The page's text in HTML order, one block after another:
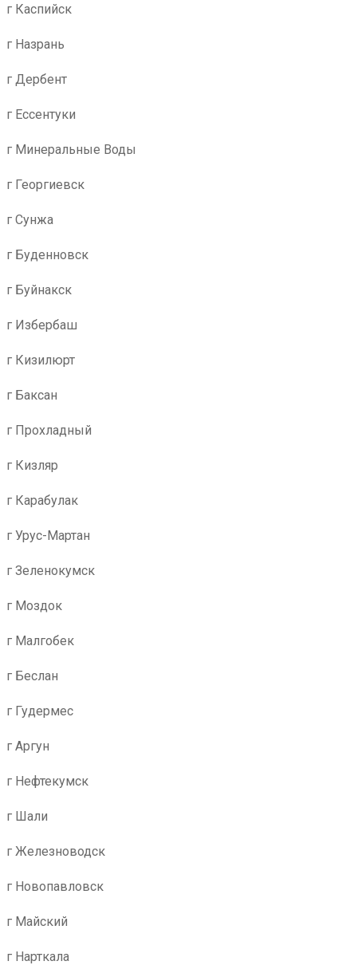
г Каспийск
г Назрань
г Дербент
г Ессентуки
г Минеральные Воды
г Георгиевск
г Сунжа
г Буденновск
г Буйнакск
г Избербаш
г Кизилюрт
г Баксан
г Прохладный
г Кизляр
г Карабулак
г Урус-Мартан
г Зеленокумск
г Моздок
г Малгобек
г Беслан
г Гудермес
г Аргун
г Нефтекумск
г Шали
г Железноводск
г Новопавловск
г Майский
г Нарткала